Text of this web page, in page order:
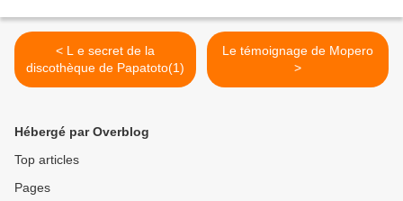
< L e secret de la
discothèque de Papatoto(1)
Le témoignage de Mopero
>
Hébergé par Overblog
Top articles
Pages